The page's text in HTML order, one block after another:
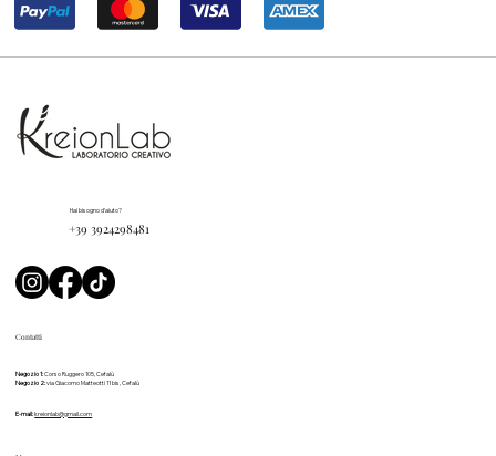
Contatti
Negozio 1:Corso Ruggero 105, Cefalù
Negozio 2:via Giacomo Matteotti 11 bis, Cefalù
E-mail: kreionlab@gmail.com
Hai bisogno d'aiuto?
+39 3924298481